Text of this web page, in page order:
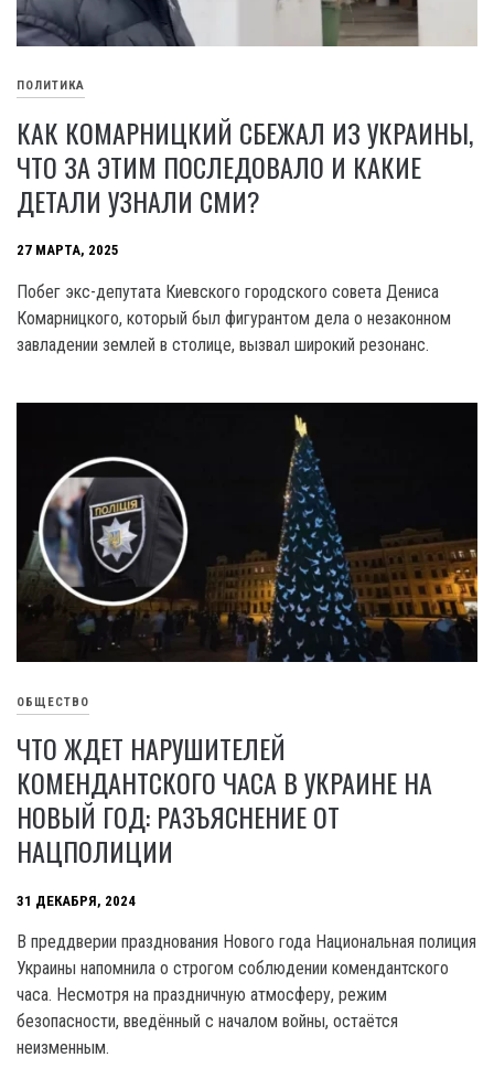
ПОЛИТИКА
КАК КОМАРНИЦКИЙ СБЕЖАЛ ИЗ УКРАИНЫ,
ЧТО ЗА ЭТИМ ПОСЛЕДОВАЛО И КАКИЕ
ДЕТАЛИ УЗНАЛИ СМИ?
27 МАРТА, 2025
Побег экс-депутата Киевского городского совета Дениса
Комарницкого, который был фигурантом дела о незаконном
завладении землей в столице, вызвал широкий резонанс.
ОБЩЕСТВО
ЧТО ЖДЕТ НАРУШИТЕЛЕЙ
КОМЕНДАНТСКОГО ЧАСА В УКРАИНЕ НА
НОВЫЙ ГОД: РАЗЪЯСНЕНИЕ ОТ
НАЦПОЛИЦИИ
31 ДЕКАБРЯ, 2024
В преддверии празднования Нового года Национальная полиция
Украины напомнила о строгом соблюдении комендантского
часа. Несмотря на праздничную атмосферу, режим
безопасности, введённый с началом войны, остаётся
неизменным.